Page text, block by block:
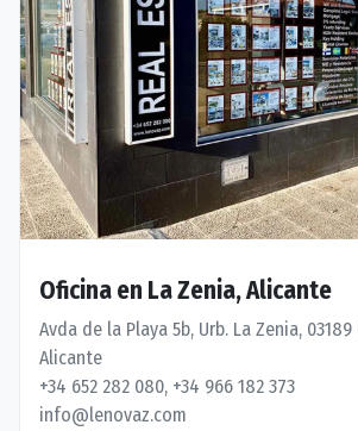
Oficina en La Zenia, Alicante
Avda de la Playa 5b, Urb. La Zenia,
Alicante
+34 652 282 080, +34 966 182 373
info@lenovaz.com